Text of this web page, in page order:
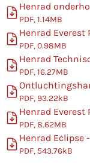
Henrad
PDF, 1.14MB
Henrad
PDF, 0.98MB
Henrad
PDF, 16.27MB
PDF, 93.22kB
Henrad
PDF, 8.62MB
Henrad Eclipse
PDF, 543.76kB